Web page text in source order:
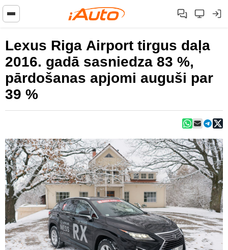
Lexus Riga Airport tirgus daļa
2016. gadā sasniedza 83 %,
pārdošanas apjomi auguši par
39 %